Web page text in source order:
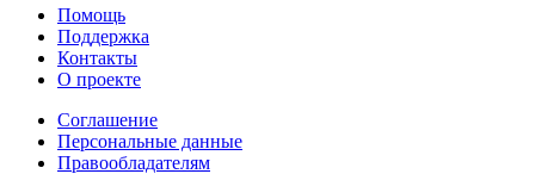
Помощь
Поддержка
Контакты
О проекте
Соглашение
Персональные данные
Правообладателям